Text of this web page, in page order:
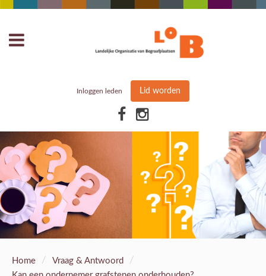
Inloggen leden Lid worden
Home / Vraag & Antwoord /